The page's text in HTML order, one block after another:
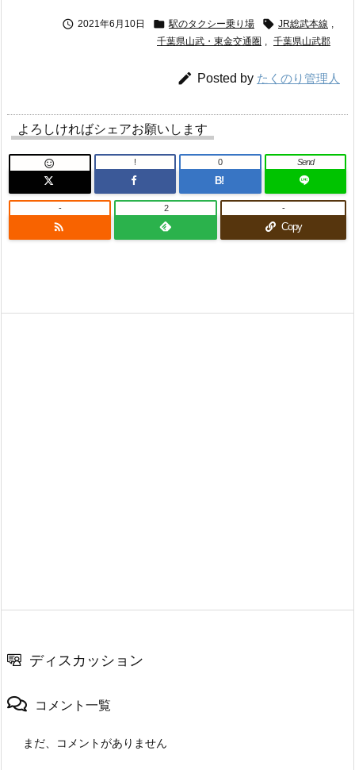
 2021年6月10日  駅のタクシー乗り場  JR総武本線
千葉県山武・東金交通圏
千葉県山武郡
 Posted by たくのり管理人
よろしければシェアお願いします
 !
B!
0 Send

- 2
Copy
-
ディスカッション
コメント一覧
まだ、コメントがありません